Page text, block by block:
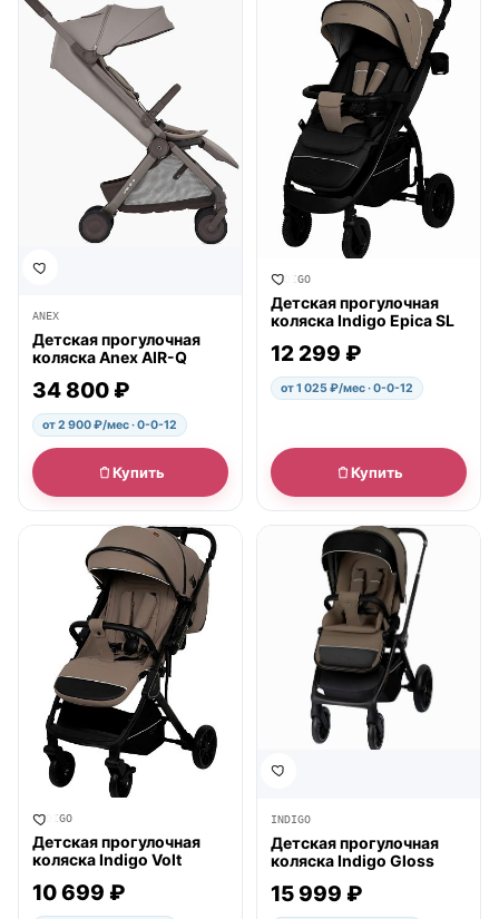
● в наличии
ANEX
Детская прогулочная
коляска Anex AIR-Q
34 800 ₽
от 2 900 ₽/мес · 0-0-12
Купить
● в наличии
INDIGO
Детская прогулочная
коляска Indigo Epica SL
12 299 ₽
от 1 025 ₽/мес · 0-0-12
Купить
● в наличии
INDIGO
Детская прогулочная
коляска Indigo Volt
10 699 ₽
● в наличии
INDIGO
Детская прогулочная
коляска Indigo Gloss
15 999 ₽